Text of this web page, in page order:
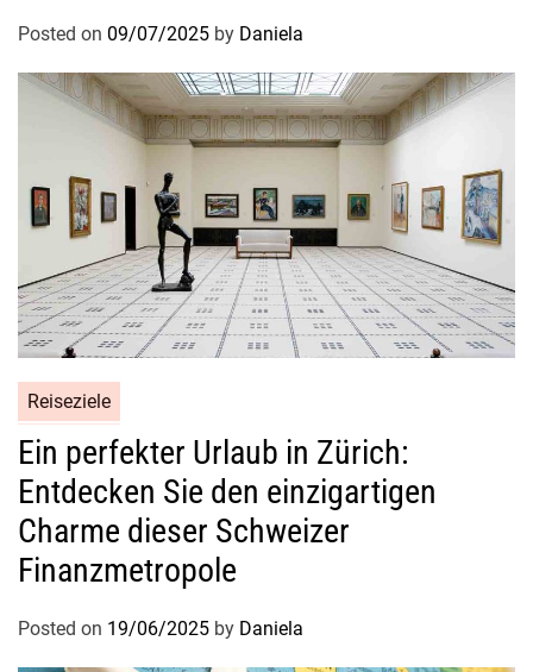
Posted on 09/07/2025 by Daniela
Reiseziele
Ein perfekter Urlaub in Zürich:
Entdecken Sie den einzigartigen
Charme dieser Schweizer
Finanzmetropole
Posted on 19/06/2025 by Daniela